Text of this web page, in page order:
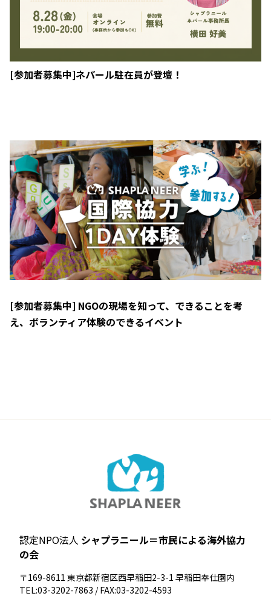
[参加者募集中]ネパール駐在員が登壇！
[参加者募集中] NGOの現場を知って、できることを考
え、ボランティア体験のできるイベント
認定NPO法人 シャプラニール＝市民による海外協力
の会
〒169-8611 東京都新宿区西早稲田2-3-1 早稲田奉仕園内
TEL:03-3202-7863 / FAX:03-3202-4593